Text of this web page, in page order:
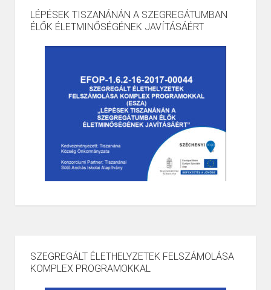
LÉPÉSEK TISZANÁNÁN A SZEGREGÁTUMBAN
ÉLŐK ÉLETMINŐSÉGÉNEK JAVÍTÁSÁÉRT
SZEGREGÁLT ÉLETHELYZETEK FELSZÁMOLÁSA
KOMPLEX PROGRAMOKKAL